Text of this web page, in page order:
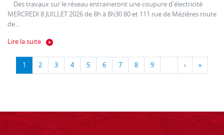
Des travaux sur le réseau entraineront une coupure d'électricité
MERCREDI 8 JUILLET 2026 de 8h à 8h30 80 et 111 rue de Mézières route
de...
Lire la suite
1 2 3 4 5 6 7 8 9 … › »